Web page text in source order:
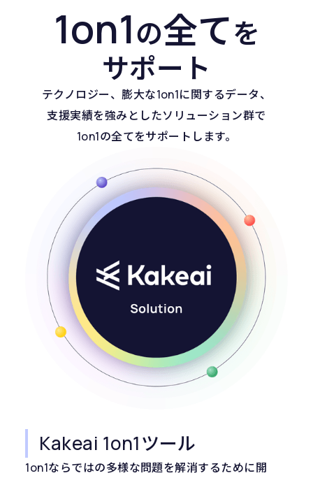
1on1の全てを
サポート
テクノロジー、膨大な1on1に関するデータ、
支援実績を強みとしたソリューション群で
1on1の全てをサポートします。
Kakeai 1on1ツール
1on1ならではの多様な問題を解消するために開